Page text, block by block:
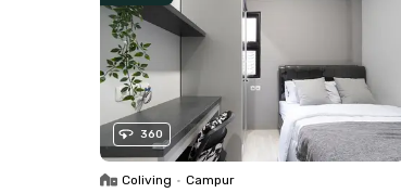
360
Coliving • Campur